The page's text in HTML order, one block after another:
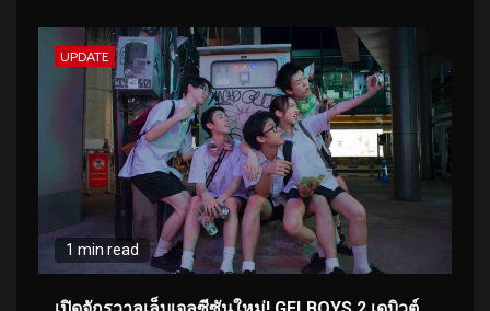
UPDATE
1 min read